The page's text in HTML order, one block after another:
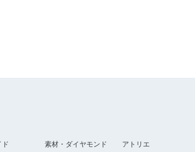
素材・ダイヤモンド アトリエ